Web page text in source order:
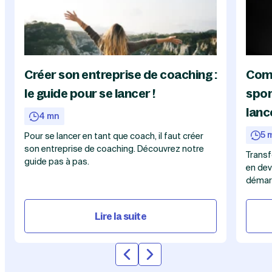
Créer son entreprise de coaching :
le guide pour se lancer !
4 mn
Pour se lancer en tant que coach, il faut créer
son entreprise de coaching. Découvrez notre
guide pas à pas.
Lire la suite
5
en
Slide précédente
Slide suivante